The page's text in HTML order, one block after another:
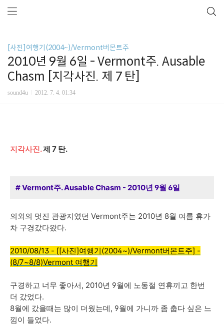
[사진]여행기(2004~)/Vermont버몬트주
2010년 9월 6일 - Vermont주. Ausable
Chasm [지각사진. 제 7 탄]
sound4u 2012. 7. 4. 01:34
지각사진.제 7 탄.
# Vermont주. Ausable Chasm - 2010년 9월 6일
의외의 멋진 관광지였던 Vermont주는 2010년 8월 여름 휴가
차 구경갔다왔다.
2010/08/13 - [[사진]여행기(2004~)/Vermont버몬트주] -
(8/7~8/8)Vermont 여행기
구경하고 너무 좋아서, 2010년 9월에 노동절 연휴끼고 한번
더 갔었다.
8월에 갔을때는 많이 더웠는데, 9월에 가니까 좀 춥다 싶은 느
낌이 들었다.